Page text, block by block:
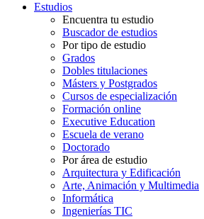
Estudios
Encuentra tu estudio
Buscador de estudios
Por tipo de estudio
Grados
Dobles titulaciones
Másters y Postgrados
Cursos de especialización
Formación online
Executive Education
Escuela de verano
Doctorado
Por área de estudio
Arquitectura y Edificación
Arte, Animación y Multimedia
Informática
Ingenierías TIC